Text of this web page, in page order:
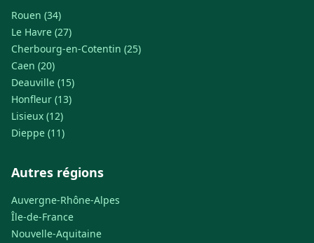
Rouen (34)
Le Havre (27)
Cherbourg-en-Cotentin (25)
Caen (20)
Deauville (15)
Honfleur (13)
Lisieux (12)
Dieppe (11)
Autres régions
Auvergne-Rhône-Alpes
Île-de-France
Nouvelle-Aquitaine